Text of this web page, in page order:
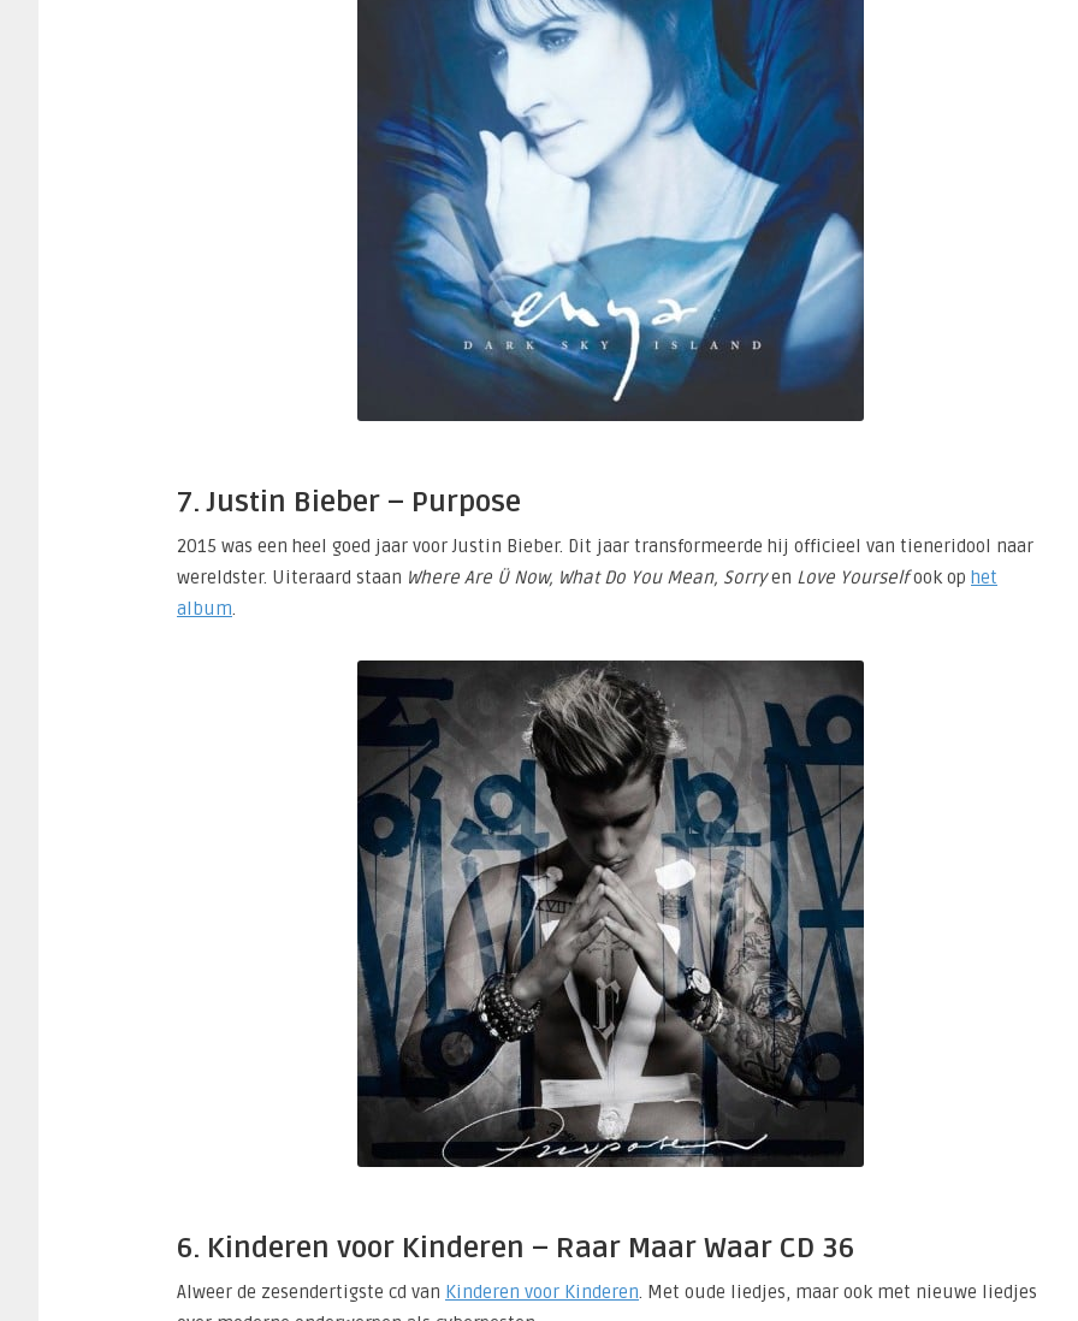
7. Justin Bieber – Purpose
2015 was een heel goed jaar voor Justin Bieber. Dit jaar transformeerde hij officieel van tieneridool naar
wereldster. Uiteraard staan Where Are Ü Now, What Do You Mean, Sorryen Love Yourselfook op het
album.
6. Kinderen voor Kinderen – Raar Maar Waar CD 36
Alweer de zesendertigste cd van Kinderen voor Kinderen. Met oude liedjes, maar ook met nieuwe liedjes